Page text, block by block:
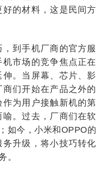
好的材料，这是民间方
到手机厂商的官方服
机市场的竞争焦点正在
伸。当屏幕、芯片、影
商们开始在产品之外的
作为用户接触新机的第
喻。过去，厂商们在软
如今，小米和OPPO的
务升级，将小技巧转化
。